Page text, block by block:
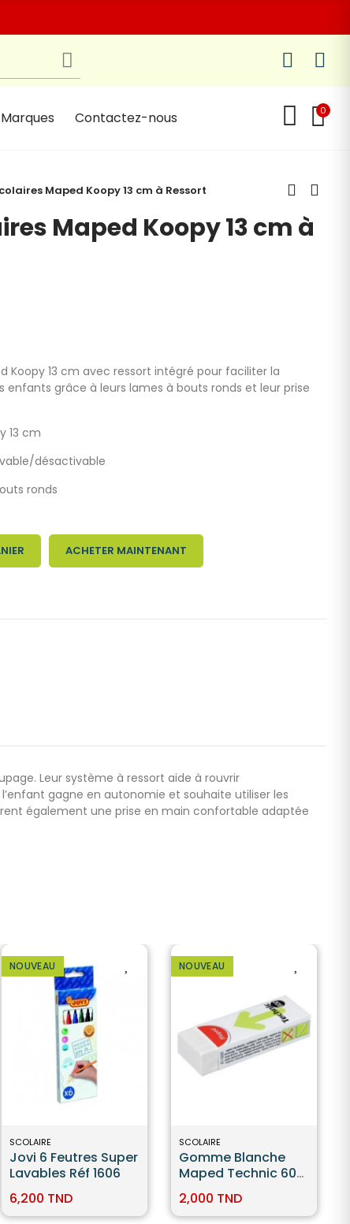
Marques Contactez-nous 0
Maped Koopy 13 cm à Ressort
Maped Koopy 13 cm à
Koopy 13 cm avec ressort intégré pour faciliter la
enfants grâce à leurs lames à bouts ronds et leur prise
13 cm
désactivable
ronds
ACHETER MAINTENANT
Leur système à ressort aide à rouvrir
gagne en autonomie et souhaite utiliser les
également une prise en main confortable adaptée
NOUVEAU
SCOLAIRE
Jovi 6 Feutres Super
Lavables Réf 1606
6,200 TND
NOUVEAU
SCOLAIRE
Gomme Blanche
Maped Technic 600
2,000 TND